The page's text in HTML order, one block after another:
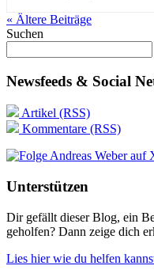
« Ältere Beiträge
Suchen
Newsfeeds & Social
Artikel (RSS)
Kommentare (RSS)
Unterstützen
Dir gefällt dieser Blog, ein
geholfen? Dann zeige dich
Lies hier wie du helfen